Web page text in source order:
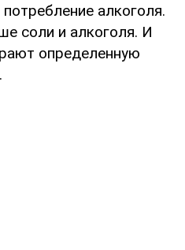
алкоголя.
соли и алкоголя. И
определенную